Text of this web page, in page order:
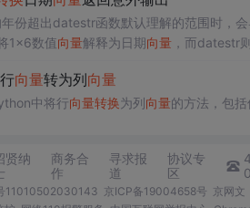
份超出datestr函数默认理解的范围时，
1×6数值向量解释为日期向量，而datestr
向量转为列向量
中将行向量转换为列向量的方法，包
贤纳
商务合
作
寻求报
道
协议专
区
11010502030143 京ICP备19004658号 京网